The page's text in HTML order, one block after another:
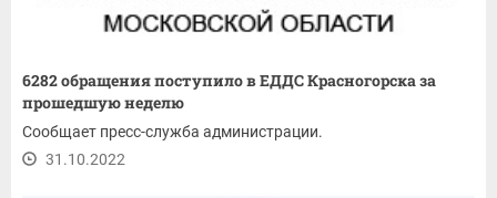
6282 обращения поступило в ЕДДС Красногорска за
прошедшую неделю
Сообщает пресс-служба администрации.
31.10.2022